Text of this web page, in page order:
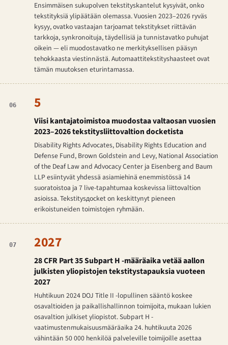
Ensimmäisen sukupolven tekstityskantelut kysyivät, onko
tekstityksiä ylipäätään olemassa. Vuosien 2023–2026 ryväs
kysyy, ovatko vastaajan tarjoamat tekstitykset riittävän
tarkkoja, synkronoituja, täydellisiä ja tunnistavatko puhujat
oikein — eli muodostavatko ne merkityksellisen pääsyn
tehokkaasta viestinnästä. Automaattitekstityshaasteet ovat
tämän muutoksen eturintamassa.
06 5
Viisi kantajatoimistoa muodostaa valtaosan vuosien
2023–2026 tekstitysliittovaltion docketista
Disability Rights Advocates, Disability Rights Education and
Defense Fund, Brown Goldstein and Levy, National Association
of the Deaf Law and Advocacy Center ja Eisenberg and Baum
LLP esiintyvät yhdessä asiamiehinä enemmistössä 14
suoratoistoa ja 7 live-tapahtumaa koskevissa liittovaltion
asioissa. Tekstitysдocket on keskittynyt pieneen
erikoistuneiden toimistojen ryhmään.
07 2027
28 CFR Part 35 Subpart H -määräaika vetää aallon
julkisten yliopistojen tekstitystapauksia vuoteen
2027
Huhtikuun 2024 DOJ Title II -lopullinen sääntö koskee
osavaltioiden ja paikallishallinnon toimijoita, mukaan lukien
osavaltion julkiset yliopistot. Subpart H -
vaatimustenmukaisuusmääräaika 24. huhtikuuta 2026
vähintään 50 000 henkilöä palveleville toimijoille asettaa